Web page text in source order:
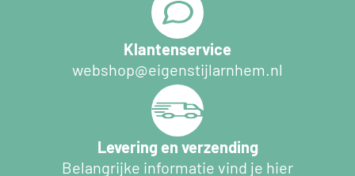
Klantenservice
webshop@eigenstijlarnhem.nl
Levering en verzending
Belangrijke informatie vind je hier